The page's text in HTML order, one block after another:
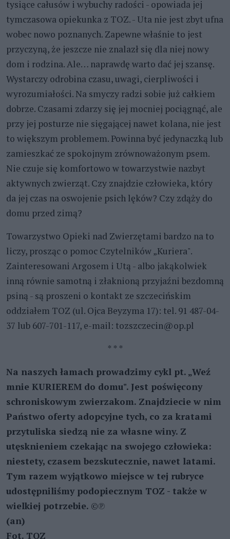
tysiące całusów i wybuchy radości - opowiada jej
tymczasowa opiekunka z TOZ. - Uta nie jest zbyt ufna
wobec nowo poznanych. Zapewne właśnie to jest
przyczyną, że jeszcze nie znalazł się dla niej nowy
dom i rodzina. Ale… naprawdę warto dać jej szansę.
Wystarczy odrobina czasu, uwagi, cierpliwości i
wyrozumiałości. Na smyczy radzi sobie już całkiem
dobrze. Czasami zdarzy się jej mocniej pociągnąć, ale
przy jej posturze nie sięgającej nawet kolana, nie jest
to większym problemem. Powinna być jedynaczką lub
zamieszkać ze spokojnym zrównoważonym psem.
Nie czuje się komfortowo w towarzystwie nazbyt
aktywnych zwierząt. Czy znajdzie człowieka, który
da jej czas na oswojenie psich lęków? Czy zdąży do
domu przed zimą?
Towarzystwo Opieki nad Zwierzętami bardzo na to
liczy, prosząc o pomoc Czytelników „Kuriera".
Zainteresowani Argosem i Utą - albo jakąkolwiek
inną równie samotną i złaknioną przyjaźni bezdomną
psiną - są proszeni o kontakt ze szczecińskim
oddziałem TOZ (ul. Ojca Beyzyma 17): tel. 91 487-04-
37 lub 607-701-117, e-mail: tozszczecin@op.pl
* * *
Na naszych łamach prowadzimy cykl pt. „Weź
mnie KURIEREM do domu". Jest poświęcony
schroniskowym zwierzakom. Znajdziecie w nim
Państwo oferty adopcyjne tych, co za kratami
przytuliska siedzą nie za własne winy. Z
utęsknieniem czekając na swojego człowieka:
niestety, czasem bezskutecznie, nawet latami.
Tym razem wyjątkowo miejsce w tej rubryce
udostępniliśmy podopiecznym TOZ - także w
wielkiej potrzebie. ©℗
(an)
Fot. TOZ